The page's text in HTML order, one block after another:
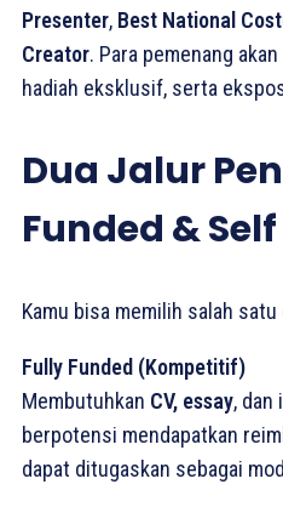
Presenter, Best National
Creator. Para pemenang
hadiah eksklusif, serta
Dua Jalur
Funded &
Kamu bisa memilih salah
Fully Funded (Kompetitif)
Membutuhkan CV, essay,
berpotensi mendapatkan
dapat ditugaskan sebagai